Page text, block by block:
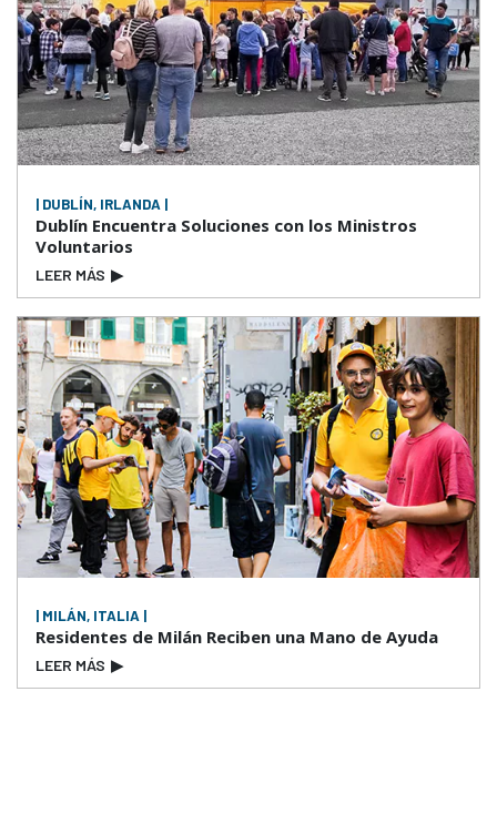
| DUBLÍN, IRLANDA |
Dublín Encuentra Soluciones con los Ministros
Voluntarios
LEER MÁS ▶
| MILÁN, ITALIA |
Residentes de Milán Reciben una Mano de Ayuda
LEER MÁS ▶